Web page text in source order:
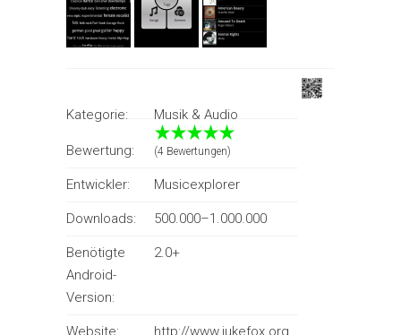
Kategorie: Musik & Audio
Bewertung: (4 Bewertungen)
Entwickler: Musicexplorer
Downloads: 500.000–1.000.000
Benötigte
Android-
Version:
2.0+
Website: http://www.jukefox.org